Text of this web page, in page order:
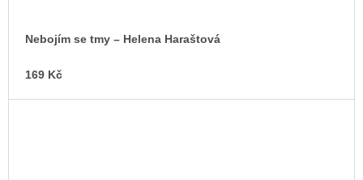
Nebojím se tmy – Helena Haraštová
169 Kč